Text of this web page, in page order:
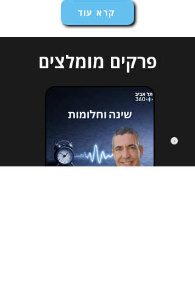
קרא עוד
פרקים מומלצים